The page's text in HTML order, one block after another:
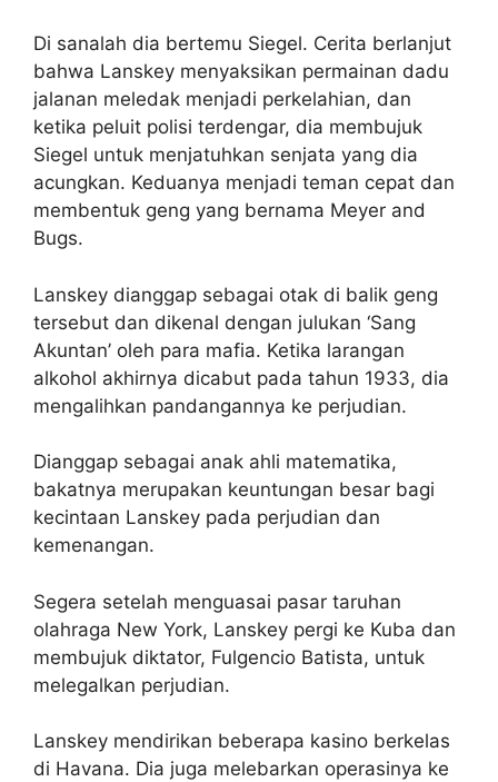
Di sanalah dia bertemu Siegel. Cerita berlanjut
bahwa Lanskey menyaksikan permainan dadu
jalanan meledak menjadi perkelahian, dan
ketika peluit polisi terdengar, dia membujuk
Siegel untuk menjatuhkan senjata yang dia
acungkan. Keduanya menjadi teman cepat dan
membentuk geng yang bernama Meyer and
Bugs.
Lanskey dianggap sebagai otak di balik geng
tersebut dan dikenal dengan julukan ‘Sang
Akuntan’ oleh para mafia. Ketika larangan
alkohol akhirnya dicabut pada tahun 1933, dia
mengalihkan pandangannya ke perjudian.
Dianggap sebagai anak ahli matematika,
bakatnya merupakan keuntungan besar bagi
kecintaan Lanskey pada perjudian dan
kemenangan.
Segera setelah menguasai pasar taruhan
olahraga New York, Lanskey pergi ke Kuba dan
membujuk diktator, Fulgencio Batista, untuk
melegalkan perjudian.
Lanskey mendirikan beberapa kasino berkelas
di Havana. Dia juga melebarkan operasinya ke